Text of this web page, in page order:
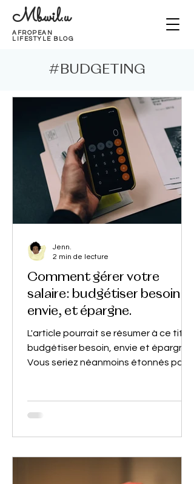
Mbwil.u
AFROPEAN
LIFESTYLE BLOG
#BUDGETING
Comment gérer votre
salaire: budgétiser besoin,
envie, et épargne.
L'article pourrait se résumer à ce titre;
budgétiser besoin, envie et épargne.
Vous seriez néanmoins étonnés par le
Jenn.
2 min de lecture